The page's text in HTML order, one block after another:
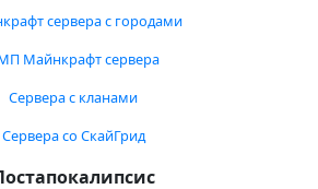
сервера с городами
Майнкрафт сервера
Сервера с кланами
Сервера со СкайГрид